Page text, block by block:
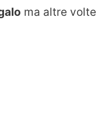
ma altre volte